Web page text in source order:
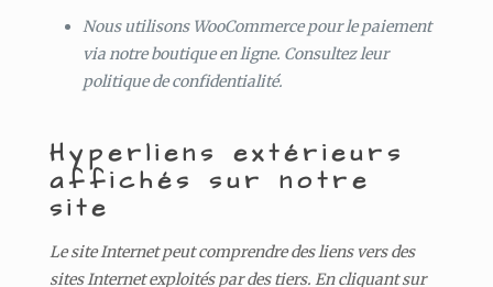
Nous utilisons WooCommerce pour le paiement
via notre boutique en ligne. Consultez leur
politique de confidentialité.
Hyperliens extérieurs
affichés sur notre
site
Le site Internet peut comprendre des liens vers des
sites Internet exploités par des tiers. En cliquant sur